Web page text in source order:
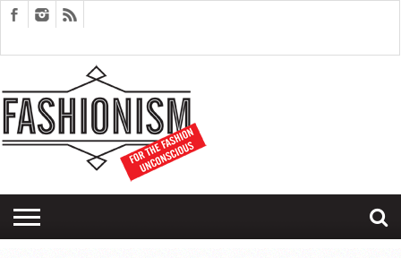
EDITORIALS
COUPLES
THERAPY
SARTORIAGRAM